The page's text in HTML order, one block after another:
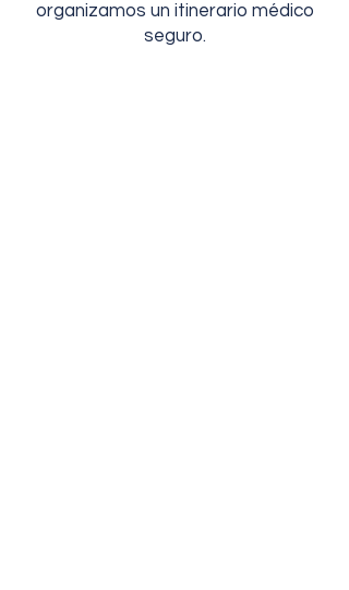
organizamos un itinerario médico
seguro.